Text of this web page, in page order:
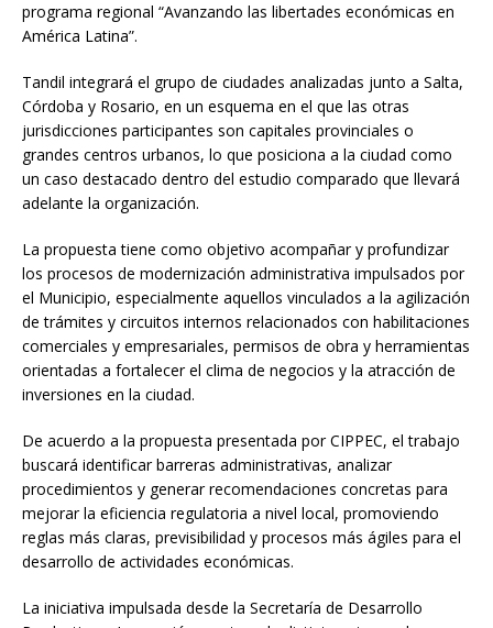
programa regional “Avanzando las libertades económicas en
América Latina”.
Tandil integrará el grupo de ciudades analizadas junto a Salta,
Córdoba y Rosario, en un esquema en el que las otras
jurisdicciones participantes son capitales provinciales o
grandes centros urbanos, lo que posiciona a la ciudad como
un caso destacado dentro del estudio comparado que llevará
adelante la organización.
La propuesta tiene como objetivo acompañar y profundizar
los procesos de modernización administrativa impulsados por
el Municipio, especialmente aquellos vinculados a la agilización
de trámites y circuitos internos relacionados con habilitaciones
comerciales y empresariales, permisos de obra y herramientas
orientadas a fortalecer el clima de negocios y la atracción de
inversiones en la ciudad.
De acuerdo a la propuesta presentada por CIPPEC, el trabajo
buscará identificar barreras administrativas, analizar
procedimientos y generar recomendaciones concretas para
mejorar la eficiencia regulatoria a nivel local, promoviendo
reglas más claras, previsibilidad y procesos más ágiles para el
desarrollo de actividades económicas.
La iniciativa impulsada desde la Secretaría de Desarrollo